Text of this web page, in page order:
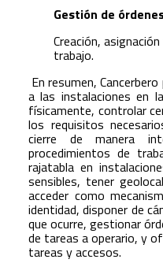
Gestión de
Creación,
trabajo.
En resumen,
a las instalaciones en
físicamente, controlar
los requisitos
cierre de manera
procedimientos de
rajatabla en
sensibles, tener
acceder como
identidad, disponer de
que ocurre, gestionar
de tareas a operario, y
tareas y accesos.